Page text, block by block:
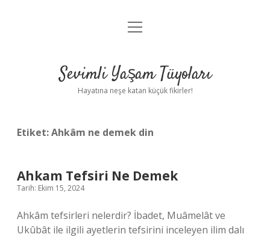
Anasayfa
Yasal Uyarı
menüyü
Sevimli Yaşam Tüyoları
Hayatına neşe katan küçük fikirler!
Etiket:Ahkâm ne demek din
Ahkam Tefsiri Ne Demek
Tarih: Ekim 15, 2024
Ahkâm tefsirleri nelerdir? İbadet, Muâmelât ve
Ukûbât ile ilgili ayetlerin tefsirini inceleyen ilim dalı